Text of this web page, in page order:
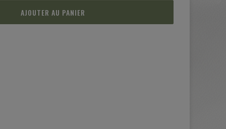
AJOUTER AU PANIER